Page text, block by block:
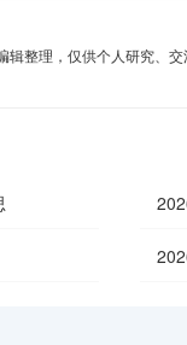
整理，仅供个人研究、
南